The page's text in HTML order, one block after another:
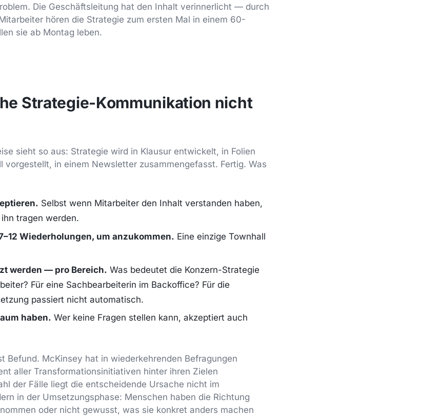
Die Geschäftsleitung hat den Inhalt verinnerlicht — durch
hören die Strategie zum ersten Mal in einem 60-
sie ab Montag leben.
Strategie-Kommunikation nicht
sieht so aus: Strategie wird in Klausur entwickelt, in Folien
vorgestellt, in einem Newsletter zusammengefasst. Fertig. Was
Selbst wenn Mitarbeiter den Inhalt verstanden haben,
tragen werden.
Wiederholungen, um anzukommen. Eine einzige Townhall
werden — pro Bereich. Was bedeutet die Konzern-Strategie
Für eine Sachbearbeiterin im Backoffice? Für die
passiert nicht automatisch.
haben. Wer keine Fragen stellen kann, akzeptiert auch
Befund. McKinsey hat in wiederkehrenden Befragungen
aller Transformationsinitiativen hinter ihren Zielen
der Fälle liegt die entscheidende Ursache nicht im
in der Umsetzungsphase: Menschen haben die Richtung
oder nicht gewusst, was sie konkret anders machen